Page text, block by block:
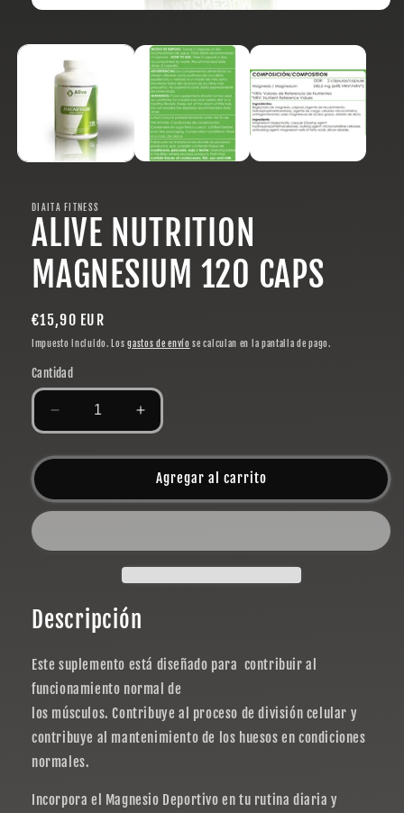
multimedia
ventana
modal
DIAITA FITNESS
ALIVE NUTRITION
MAGNESIUM 120 CAPS
Precio
habitual
€15,90 EUR
Impuesto incluido. Losgastos de envío se calculan en la pantalla de pago.
Cantidad
Reducir
cantidad
para
MAGNESIUM
CAPS
Aumentar
cantidad
para
ALIVE
MAGNESIUM
CAPS
Agregar al carrito
Descripción
Este suplemento está diseñado para contribuir al
funcionamiento normal de
los músculos. Contribuye al proceso de división celular y
contribuye al mantenimiento de los huesos en condiciones
normales.
Incorpora el Magnesio Deportivo en tu rutina diaria y